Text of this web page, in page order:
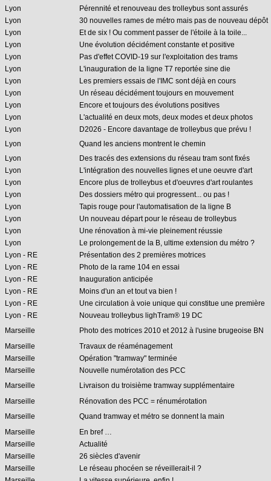
Lyon
Pérennité et renouveau des trolleybus sont assurés
Lyon
30 nouvelles rames de métro mais pas de nouveau dépôt
Lyon
Et de six ! Ou comment passer de l'étoile à la toile...
Lyon
Une évolution décidément constante et positive
Lyon
Pas d'effet COVID-19 sur l'exploitation des trams
Lyon
L'inauguration de la ligne T7 reportée sine die
Lyon
Les premiers essais de l'IMC sont déjà en cours
Lyon
Un réseau décidément toujours en mouvement
Lyon
Encore et toujours des évolutions positives
Lyon
L'actualité en deux mots, deux modes et deux photos
Lyon
D2026 - Encore davantage de trolleybus que prévu !
Lyon
Quand les anciens montrent le chemin
Lyon
Des tracés des extensions du réseau tram sont fixés
Lyon
L'intégration des nouvelles lignes et une oeuvre d'art
Lyon
Encore plus de trolleybus et d'oeuvres d'art roulantes
Lyon
Des dossiers métro qui progressent... ou pas !
Lyon
Tapis rouge pour l'automatisation de la ligne B
Lyon
Un nouveau départ pour le réseau de trolleybus
Lyon
Une rénovation à mi-vie pleinement réussie
Lyon
Le prolongement de la B, ultime extension du métro ?
Lyon - RE
Présentation des 2 premières motrices
Lyon - RE
Photo de la rame 104 en essai
Lyon - RE
Inauguration anticipée
Lyon - RE
Moins d'un an et tout va bien !
Lyon - RE
Une circulation à voie unique qui constitue une première
Lyon - RE
Nouveau trolleybus lighTram® 19 DC
Marseille
Photo des motrices 2010 et 2012 à l'usine brugeoise BN
Marseille
Travaux de réaménagement
Marseille
Opération "tramway" terminée
Marseille
Nouvelle numérotation des PCC
Marseille
Livraison du troisième tramway supplémentaire
Marseille
Rénovation des PCC = rénumérotation
Marseille
Quand tramway et métro se donnent la main
Marseille
En bref …
Marseille
Actualité
Marseille
26 siècles d'avenir
Marseille
Le réseau phocéen se réveillerait-il ?